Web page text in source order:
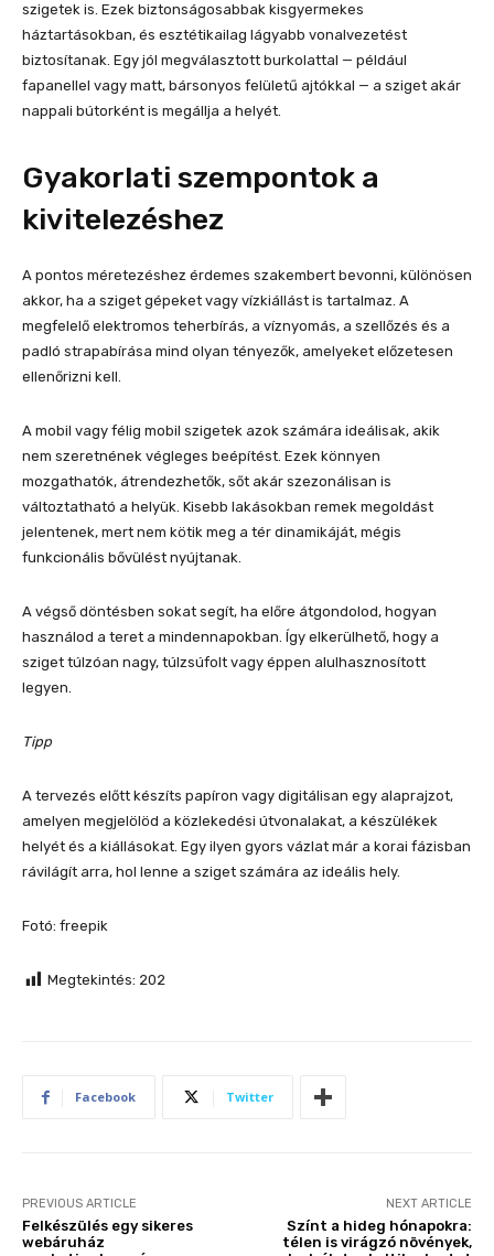
szigetek is. Ezek biztonságosabbak kisgyermekes
háztartásokban, és esztétikailag lágyabb vonalvezetést
biztosítanak. Egy jól megválasztott burkolattal — például
fapanellel vagy matt, bársonyos felületű ajtókkal — a sziget akár
nappali bútorként is megállja a helyét.
Gyakorlati szempontok a
kivitelezéshez
A pontos méretezéshez érdemes szakembert bevonni, különösen
akkor, ha a sziget gépeket vagy vízkiállást is tartalmaz. A
megfelelő elektromos teherbírás, a víznyomás, a szellőzés és a
padló strapabírása mind olyan tényezők, amelyeket előzetesen
ellenőrizni kell.
A mobil vagy félig mobil szigetek azok számára ideálisak, akik
nem szeretnének végleges beépítést. Ezek könnyen
mozgathatók, átrendezhetők, sőt akár szezonálisan is
változtatható a helyük. Kisebb lakásokban remek megoldást
jelentenek, mert nem kötik meg a tér dinamikáját, mégis
funkcionális bővülést nyújtanak.
A végső döntésben sokat segít, ha előre átgondolod, hogyan
használod a teret a mindennapokban. Így elkerülhető, hogy a
sziget túlzóan nagy, túlzsúfolt vagy éppen alulhasznosított
legyen.
Tipp
A tervezés előtt készíts papíron vagy digitálisan egy alaprajzot,
amelyen megjelölöd a közlekedési útvonalakat, a készülékek
helyét és a kiállásokat. Egy ilyen gyors vázlat már a korai fázisban
rávilágít arra, hol lenne a sziget számára az ideális hely.
Fotó: freepik
Megtekintés: 202
Facebook Twitter
PREVIOUS ARTICLE
Felkészülés egy sikeres
webáruház
NEXT ARTICLE
Színt a hideg hónapokra:
télen is virágzó növények,